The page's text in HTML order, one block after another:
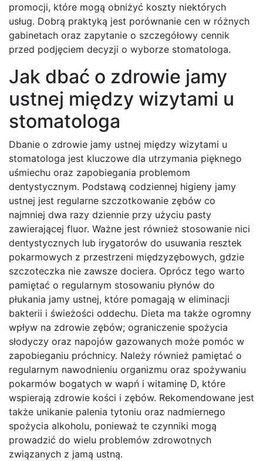
promocji, które mogą obniżyć koszty niektórych
usług. Dobrą praktyką jest porównanie cen w różnych
gabinetach oraz zapytanie o szczegółowy cennik
przed podjęciem decyzji o wyborze stomatologa.
Jak dbać o zdrowie jamy
ustnej między wizytami u
stomatologa
Dbanie o zdrowie jamy ustnej między wizytami u
stomatologa jest kluczowe dla utrzymania pięknego
uśmiechu oraz zapobiegania problemom
dentystycznym. Podstawą codziennej higieny jamy
ustnej jest regularne szczotkowanie zębów co
najmniej dwa razy dziennie przy użyciu pasty
zawierającej fluor. Ważne jest również stosowanie nici
dentystycznych lub irygatorów do usuwania resztek
pokarmowych z przestrzeni międzyzębowych, gdzie
szczoteczka nie zawsze dociera. Oprócz tego warto
pamiętać o regularnym stosowaniu płynów do
płukania jamy ustnej, które pomagają w eliminacji
bakterii i świeżości oddechu. Dieta ma także ogromny
wpływ na zdrowie zębów; ograniczenie spożycia
słodyczy oraz napojów gazowanych może pomóc w
zapobieganiu próchnicy. Należy również pamiętać o
regularnym nawodnieniu organizmu oraz spożywaniu
pokarmów bogatych w wapń i witaminę D, które
wspierają zdrowie kości i zębów. Rekomendowane jest
także unikanie palenia tytoniu oraz nadmiernego
spożycia alkoholu, ponieważ te czynniki mogą
prowadzić do wielu problemów zdrowotnych
związanych z jamą ustną.